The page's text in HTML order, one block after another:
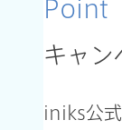
Point
キャン
iniks公